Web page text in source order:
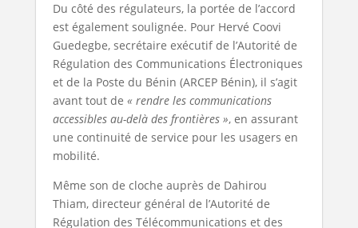
Du côté des régulateurs, la portée de l’accord
est également soulignée. Pour Hervé Coovi
Guedegbe, secrétaire exécutif de l’Autorité de
Régulation des Communications Électroniques
et de la Poste du Bénin (ARCEP Bénin), il s’agit
avant tout de « rendre les communications
accessibles au-delà des frontières », en assurant
une continuité de service pour les usagers en
mobilité.
Même son de cloche auprès de Dahirou
Thiam, directeur général de l’Autorité de
Régulation des Télécommunications et des